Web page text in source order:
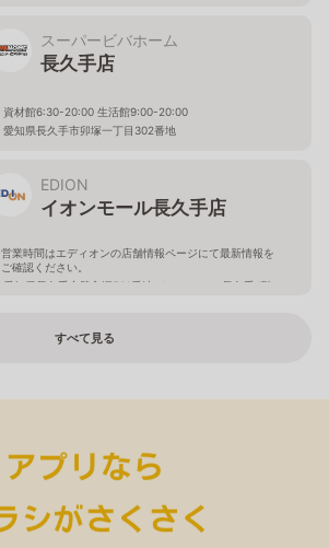
スーパービバホーム
長久手店
資材館6:30-20:00 生活館9:00-20:00
愛知県長久手市卯塚一丁目302番地
EDION
イオンモール長久手店
営業時間はエディオンの店舗情報ページにて最新情報を
ご確認ください。
愛知県長久手市勝入塚501番地 イオンモール長久手4階
すべて見る